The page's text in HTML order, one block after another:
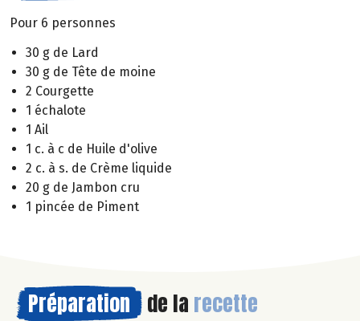
Pour 6 personnes
30 g de Lard
30 g de Tête de moine
2 Courgette
1 échalote
1 Ail
1 c. à c de Huile d'olive
2 c. à s. de Crème liquide
20 g de Jambon cru
1 pincée de Piment
Préparation de la recette